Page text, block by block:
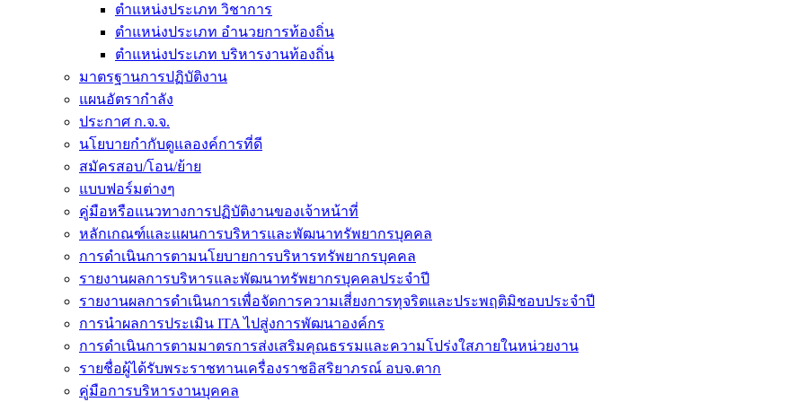
ตำแหน่งประเภท วิชาการ
ตำแหน่งประเภท อำนวยการท้องถิ่น
ตำแหน่งประเภท บริหารงานท้องถิ่น
มาตรฐานการปฏิบัติงาน
แผนอัตรากำลัง
ประกาศ ก.จ.จ.
นโยบายกำกับดูแลองค์การที่ดี
สมัครสอบ/โอน/ย้าย
แบบฟอร์มต่างๆ
คู่มือหรือแนวทางการปฏิบัติงานของเจ้าหน้าที่
หลักเกณฑ์และแผนการบริหารและพัฒนาทรัพยากรบุคคล
การดำเนินการตามนโยบายการบริหารทรัพยากรบุคคล
รายงานผลการบริหารและพัฒนาทรัพยากรบุคคลประจำปี
รายงานผลการดำเนินการเพื่อจัดการความเสี่ยงการทุจริตและประพฤติมิชอบประจำปี
การนำผลการประเมิน ITA ไปสู่งการพัฒนาองค์กร
การดำเนินการตามมาตรการส่งเสริมคุณธรรมและความโปร่งใสภายในหน่วยงาน
รายชื่อผู้ได้รับพระราชทานเครื่องราชอิสริยาภรณ์ อบจ.ตาก
คู่มือการบริหารงานบุคคล